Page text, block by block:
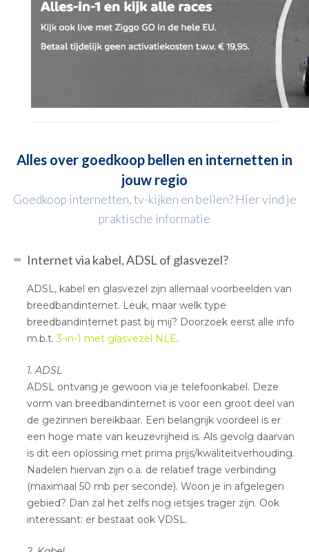
Alles over goedkoop bellen en internetten in
jouw regio
Goedkoop internetten, tv-kijken en bellen? Hier vind je
praktische informatie
Internet via kabel, ADSL of glasvezel?
ADSL, kabel en glasvezel zijn allemaal voorbeelden van
breedbandinternet. Leuk, maar welk type
breedbandinternet past bij mij? Doorzoek eerst alle info
m.b.t.3-in-1 met glasvezel NLE.
1. ADSL
ADSL ontvang je gewoon via je telefoonkabel. Deze
vorm van breedbandinternet is voor een groot deel van
de gezinnen bereikbaar. Een belangrijk voordeel is er
een hoge mate van keuzevrijheid is. Als gevolg daarvan
is dit een oplossing met prima prijs/kwaliteitverhouding.
Nadelen hiervan zijn o.a. de relatief trage verbinding
(maximaal 50 mb per seconde). Woon je in afgelegen
gebied? Dan zal het zelfs nog ietsjes trager zijn. Ook
interessant: er bestaat ook VDSL.